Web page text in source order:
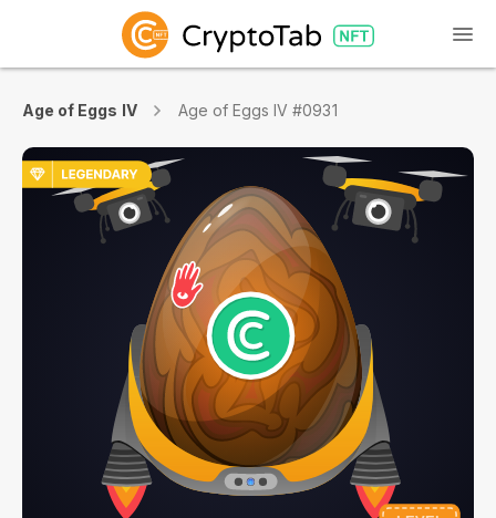
Age of Eggs IV Age of Eggs IV #0931